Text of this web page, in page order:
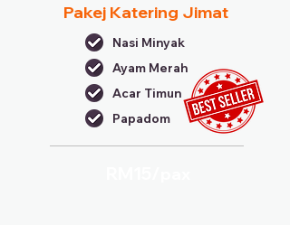
Pakej Katering Jimat
Nasi Minyak
Ayam Merah
Acar Timun
Papadom